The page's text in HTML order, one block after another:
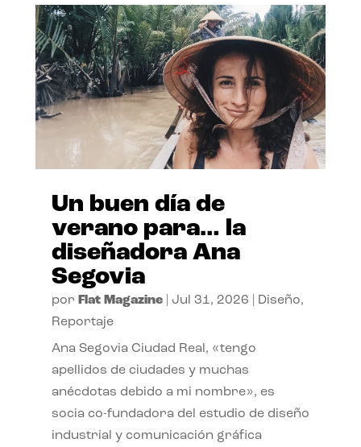
Un buen día de
verano para… la
diseñadora Ana
Segovia
por Flat Magazine| Jul 31, 2026 Diseño,
Reportaje
Ana Segovia Ciudad Real, «tengo
apellidos de ciudades y muchas
anécdotas debido a mi nombre», es
socia co-fundadora del estudio de diseño
industrial y comunicación gráfica